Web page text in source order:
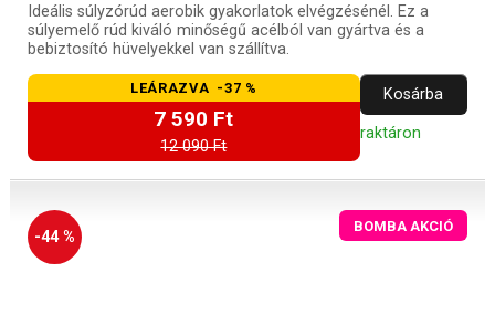
Ideális súlyzórúd aerobik gyakorlatok elvégzésénél. Ez a
súlyemelő rúd kiváló minőségű acélból van gyártva és a
bebiztosító hüvelyekkel van szállítva.
LEÁRAZVA -37 %
7 590 Ft
12 090 Ft
Kosárba
raktáron
-44 %
BOMBA AKCIÓ